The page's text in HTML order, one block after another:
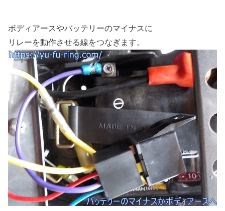
ボディアースやバッテリーのマイナスに
リレーを動作させる線をつなぎます。